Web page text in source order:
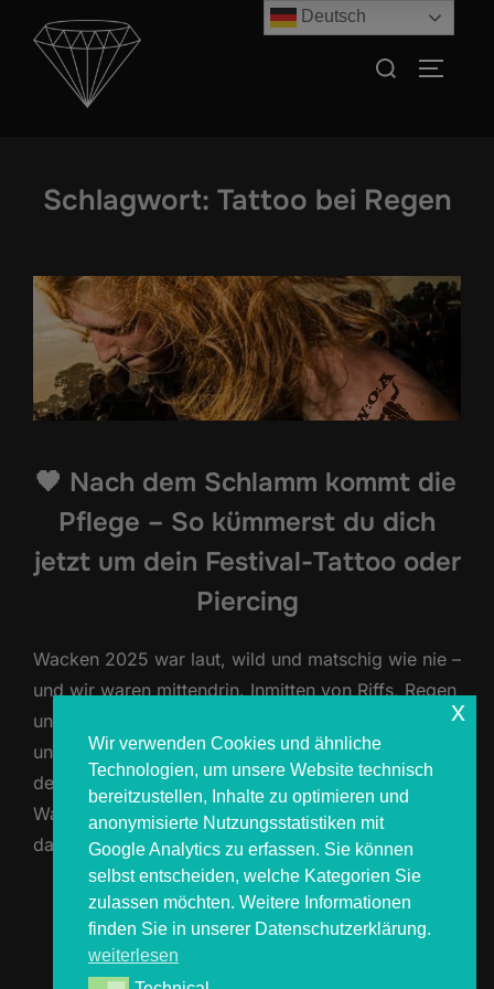
Inhalt
springen
Suchen
Schlagwort: Tattoo bei Regen
🖤 Nach dem Schlamm kommt die
Pflege – So kümmerst du dich
jetzt um dein Festival-Tattoo oder
Piercing
Wacken 2025 war laut, wild und matschig wie nie –
und wir waren mittendrin. Inmitten von Riffs, Regen
und Emotionen haben wir wieder unzählige Tattoos
und Piercings gestochen. Vielleicht gehörst du zu
denjenigen, die sich in diesem Jahr ein Stück
Wacken unter die Haut haben stechen lassen –
dann ist jetzt der perfekte Zeitpunkt, dich …
MEHRÜBER „🖤 NACH DEM SCHLAMM
LESEN
Deutsch
Wir verwenden Cookies und ähnliche
Technologien, um unsere Website technisch
bereitzustellen, Inhalte zu optimieren und
anonymisierte Nutzungsstatistiken mit
Google Analytics zu erfassen. Sie können
selbst entscheiden, welche Kategorien Sie
zulassen möchten. Weitere Informationen
finden Sie in unserer Datenschutzerklärung.
weiterlesen
x